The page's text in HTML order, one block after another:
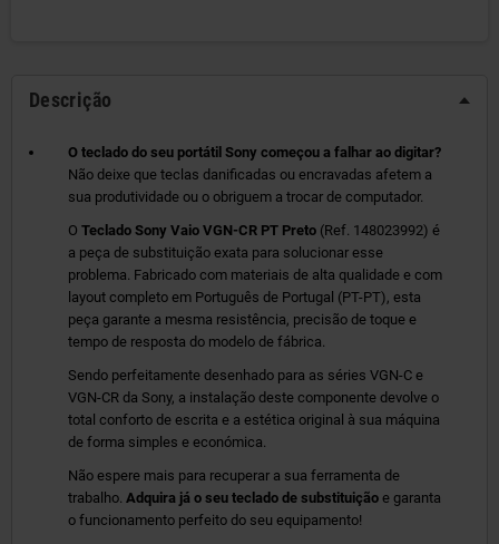
Descrição
O teclado do seu portátil Sony começou a falhar ao digitar?
Não deixe que teclas danificadas ou encravadas afetem a
sua produtividade ou o obriguem a trocar de computador.
O Teclado Sony Vaio VGN-CR PT Preto (Ref. 148023992) é
a peça de substituição exata para solucionar esse
problema. Fabricado com materiais de alta qualidade e com
layout completo em Português de Portugal (PT-PT), esta
peça garante a mesma resistência, precisão de toque e
tempo de resposta do modelo de fábrica.
Sendo perfeitamente desenhado para as séries VGN-C e
VGN-CR da Sony, a instalação deste componente devolve o
total conforto de escrita e a estética original à sua máquina
de forma simples e económica.
Não espere mais para recuperar a sua ferramenta de
trabalho. Adquira já o seu teclado de substituição e garanta
o funcionamento perfeito do seu equipamento!